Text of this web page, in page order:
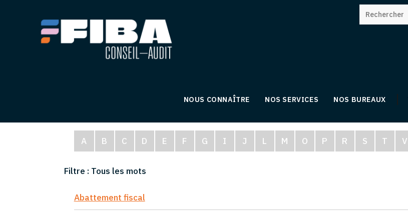
NOUS CONNAÎTRE NOS SERVICES NOS BUREAUX
A B C D E F G I J L M O P R S T V
Filtre : Tous les mots
Abattement fiscal